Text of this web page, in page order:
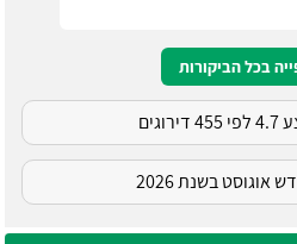
בכל הביקורות
אוגוסט בשנת 2026